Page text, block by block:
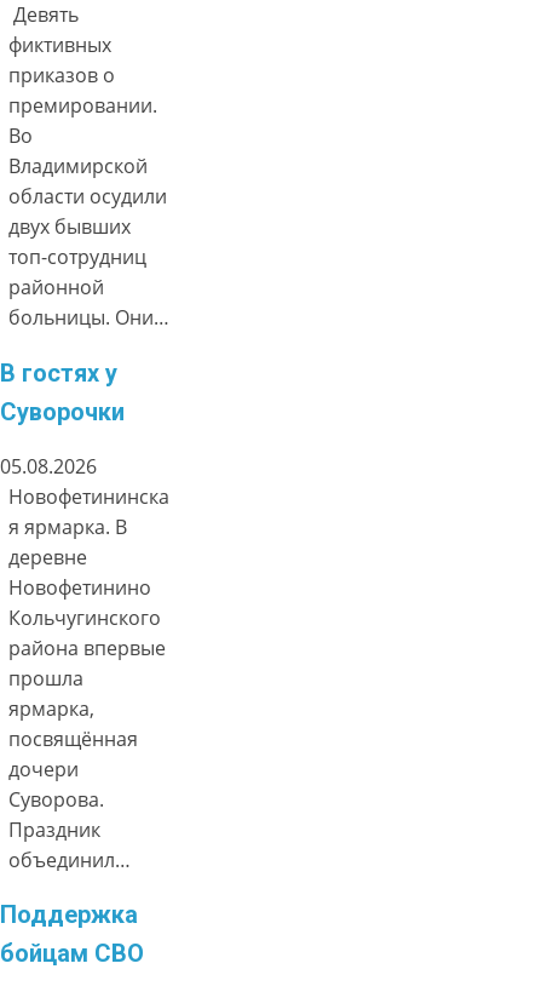
Девять
фиктивных
приказов о
премировании.
Во
Владимирской
области осудили
двух бывших
топ-сотрудниц
районной
больницы. Они…
В гостях у
Суворочки
05.08.2026
Новофетининска
я ярмарка. В
деревне
Новофетинино
Кольчугинского
района впервые
прошла
ярмарка,
посвящённая
дочери
Суворова.
Праздник
объединил…
Поддержка
бойцам СВО